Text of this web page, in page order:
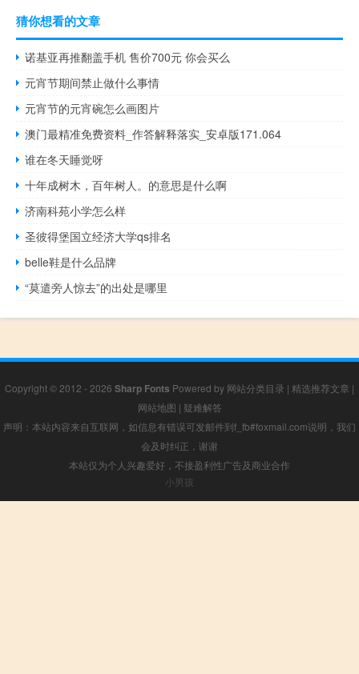
猜你想看的文章
诺基亚再推翻盖手机 售价700元 你会买么
元宵节期间禁止做什么事情
元宵节的元宵碗怎么画图片
澳门最精准免费资料_作答解释落实_安卓版171.064
谁在冬天睡觉呀
十年成树木，百年树人。的意思是什么啊
济南科苑小学怎么样
圣彼得堡国立经济大学qs排名
belle鞋是什么品牌
“莫遣旁人惊去”的出处是哪里
Copyright © 2012 - 2026 Sharp Fonts Powered by 网站分类目录 | 精选推荐文章 |
网站地图 | 疑难解答
声明：本站内容来自互联网，如信息有错误可发邮件到f_fb#foxmail.com说明，我们
会及时纠正，谢谢
本站仅为个人兴趣爱好，不接盈利性广告及商业合作
小男孩